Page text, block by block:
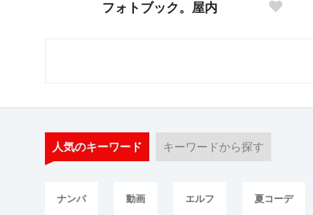
フォトブック。屋内
人気のキーワード キーワードから探す
ナンパ 動画 エルフ 夏コーデ